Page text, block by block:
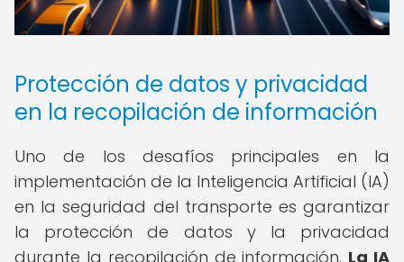
Protección de datos y privacidad
en la recopilación de información
Uno de los desafíos principales en la
implementación de la Inteligencia Artificial (IA)
en la seguridad del transporte es garantizar
la protección de datos y la privacidad
durante la recopilación de información. La IA